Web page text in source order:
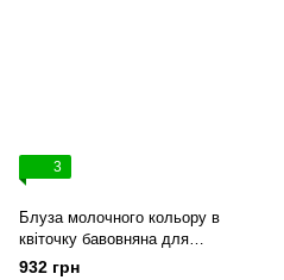
3
Блуза молочного кольору в
квіточку бавовняна для
дівчинки
932 грн